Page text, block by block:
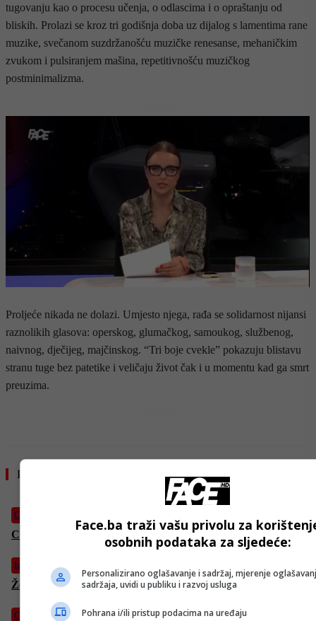
tugovanju kao o procesu učenja, o odlascima i o opraštanju od
bliskih. Prolazi se kroz tri godišnja doba uz dijalog s lamentima rane
muzike, svečanom suzdržanošću muzičke renesanse, mehaničkim
zvukom i pulsiranjem mašina, repetitivnošću muzičkog
postminimalizma.
Proljeće nikada ne dolazi. Umjesto njega, rađa se solidarnost nijansi
raznolikih glasova: operskog, glumačkog, samoukog, službenog,
naivnog, dječijeg, majčinskog. “Tri boje cvekle” pokazuju blistavu
stranu tuge bez patetike i veličaju život čak i u momentu kad ga smrt
preuzima.
Pročitajte još
CD
CENTRALNI DNEVNIK – 4. 4. 2026.
Izdvojeno
Željezničar – Sarajevo 1:0: Vode Plavi u derbiju golom Pejića
CD
Face.ba traži vašu privolu za
osobnih podataka za sljedeće:
Personalizirano oglašavanje i sadržaj, mjerenje
sadržaja, uvidi u publiku i razvoj usluga
Pohrana i/ili pristup podacima na uređaju